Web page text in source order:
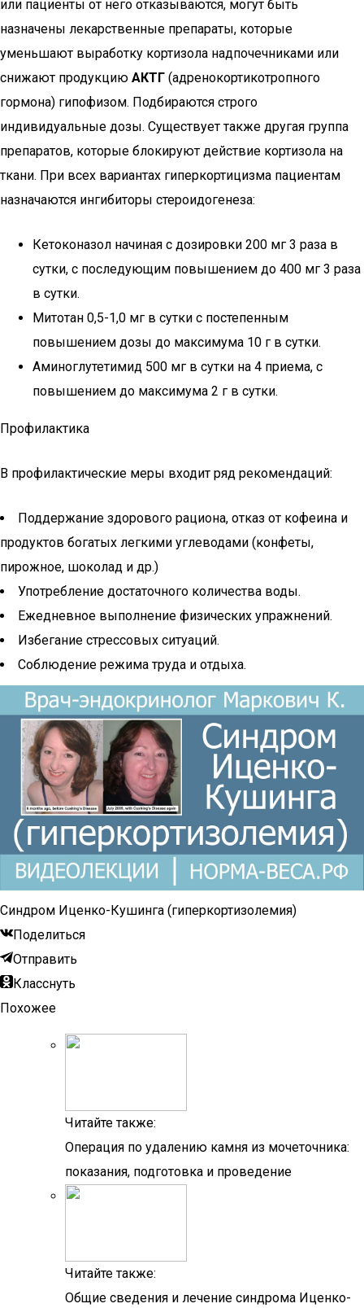
или пациенты от него отказываются, могут быть
назначены лекарственные препараты, которые
уменьшают выработку кортизола надпочечниками или
снижают продукцию АКТГ (адренокортикотропного
гормона) гипофизом. Подбираются строго
индивидуальные дозы. Существует также другая группа
препаратов, которые блокируют действие кортизола на
ткани. При всех вариантах гиперкортицизма пациентам
назначаются ингибиторы стероидогенеза:
Кетоконазол начиная с дозировки 200 мг 3 раза в
сутки, с последующим повышением до 400 мг 3 раза
в сутки.
Митотан 0,5-1,0 мг в сутки с постепенным
повышением дозы до максимума 10 г в сутки.
Аминоглутетимид 500 мг в сутки на 4 приема, с
повышением до максимума 2 г в сутки.
Профилактика
В профилактические меры входит ряд рекомендаций:
Поддержание здорового рациона, отказ от кофеина и
продуктов богатых легкими углеводами (конфеты,
пирожное, шоколад и др.)
Употребление достаточного количества воды.
Ежедневное выполнение физических упражнений.
Избегание стрессовых ситуаций.
Соблюдение режима труда и отдыха.
Синдром Иценко-Кушинга (гиперкортизолемия)
Поделиться
Отправить
Класснуть
Похожее
Читайте также:
Операция по удалению камня из мочеточника:
показания, подготовка и проведение
Читайте также:
Общие сведения и лечение синдрома Иценко-